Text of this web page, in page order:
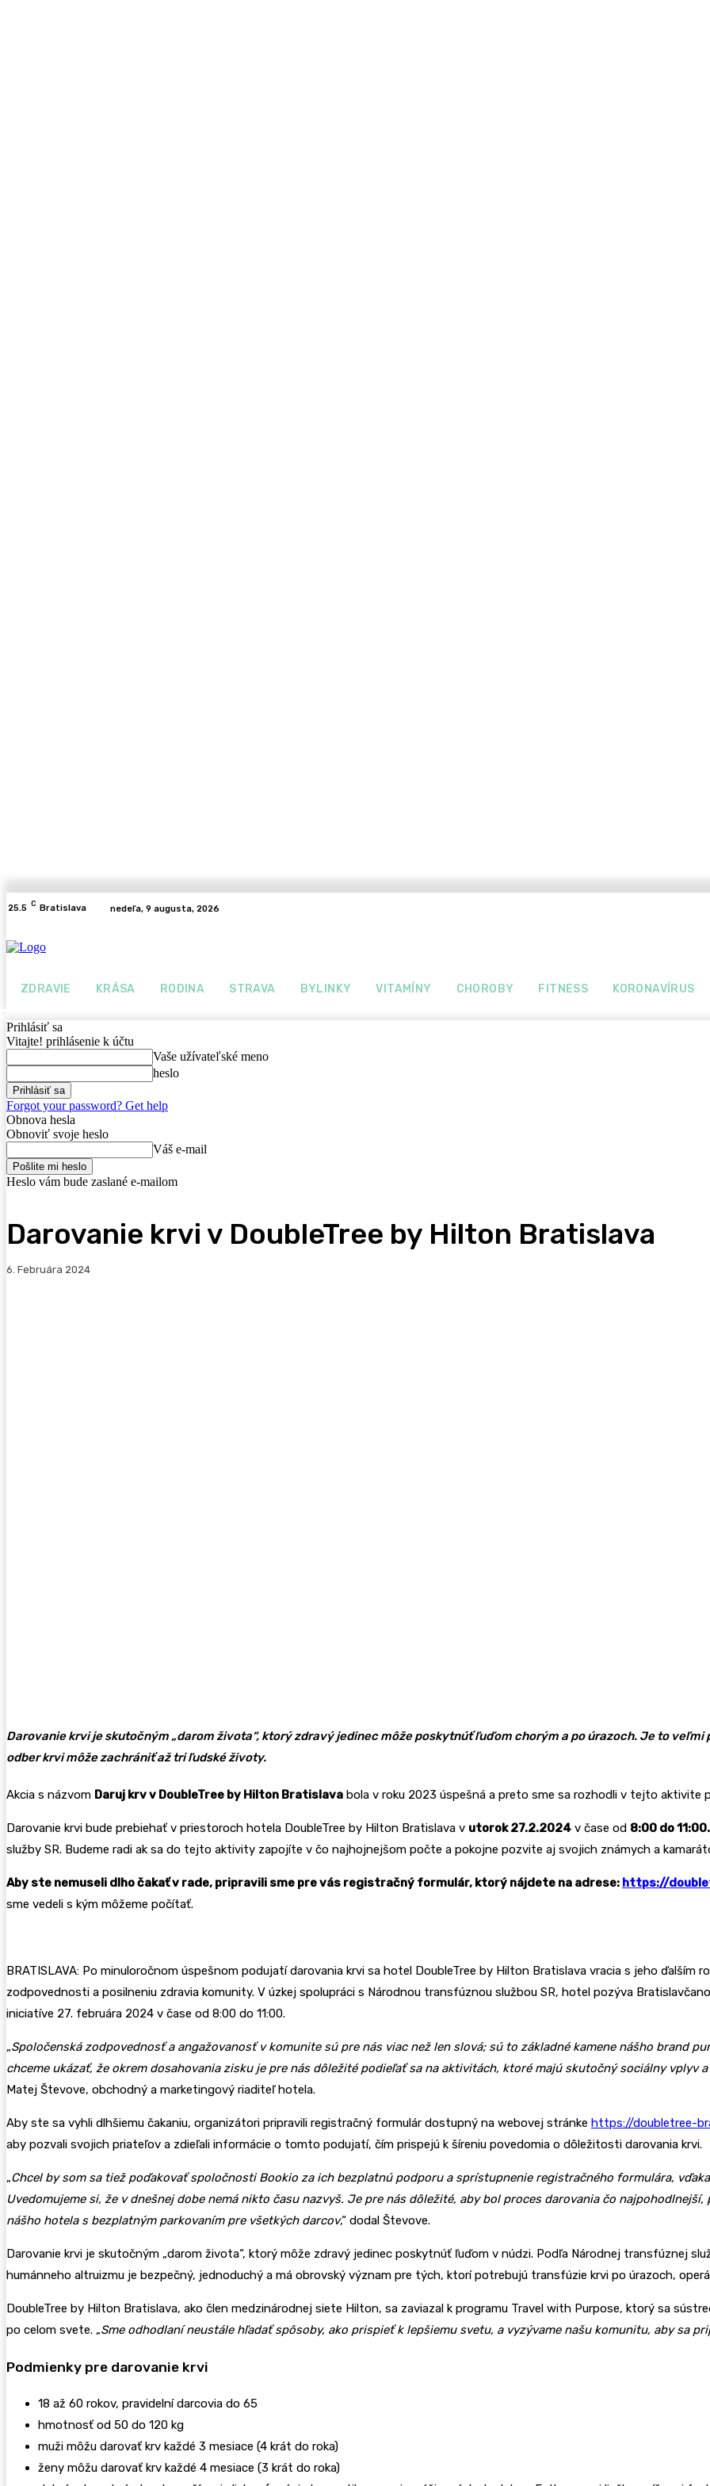
25.5 C Bratislava nedeľa, 9 augusta, 2026
ZDRAVIE KRÁSA RODINA STRAVA BYLINKY VITAMÍNY CHOROBY FITNESS KORONAVÍRUS
Prihlásiť sa
Vitajte! prihlásenie k účtu
Vaše užívateľské meno
heslo
Forgot your password? Get help
Obnova hesla
Obnoviť svoje heslo
Váš e-mail
Heslo vám bude zaslané e-mailom
Darovanie krvi v DoubleTree by Hilton Bratislava
6. Februára 2024
Darovanie krvi je skutočným „darom života“, ktorý zdravý jedinec môže poskytnúť ľuďom chorým a po úrazoch. Je to
odber krvi môže zachrániť až tri ľudské životy.
Akcia s názvom Daruj krv v DoubleTree by Hilton Bratislava bola v roku 2023 úspešná a preto sme sa rozhodli v tejto aktivite
Darovanie krvi bude prebiehať v priestoroch hotela DoubleTree by Hilton Bratislava v utorok 27.2.2024 v čase od 8:00 do 11:00.
služby SR. Budeme radi ak sa do tejto aktivity zapojíte v čo najhojnejšom počte a pokojne pozvite aj svojich známych a
Aby ste nemuseli dlho čakať v rade, pripravili sme pre vás registračný formulár, ktorý nájdete na adrese: https://
sme vedeli s kým môžeme počítať.
BRATISLAVA: Po minuloročnom úspešnom podujatí darovania krvi sa hotel DoubleTree by Hilton Bratislava vracia s jeho ďalším
zodpovednosti a posilneniu zdravia komunity. V úzkej spolupráci s Národnou transfúznou službou SR, hotel pozýva
iniciatíve 27. februára 2024 v čase od 8:00 do 11:00.
„Spoločenská zodpovednosť a angažovanosť v komunite sú pre nás viac než len slová; sú to základné kamene nášho brand
chceme ukázať, že okrem dosahovania zisku je pre nás dôležité podieľať sa na aktivitách, ktoré majú skutočný sociálny vplyv
Matej Števove, obchodný a marketingový riaditeľ hotela.
Aby ste sa vyhli dlhšiemu čakaniu, organizátori pripravili registračný formulár dostupný na webovej stránke https://doubletree-
aby pozvali svojich priateľov a zdieľali informácie o tomto podujatí, čím prispejú k šíreniu povedomia o dôležitosti darovania krvi.
„Chcel by som sa tiež poďakovať spoločnosti Bookio za ich bezplatnú podporu a sprístupnenie registračného formulára,
Uvedomujeme si, že v dnešnej dobe nemá nikto času nazvyš. Je pre nás dôležité, aby bol proces darovania čo
nášho hotela s bezplatným parkovaním pre všetkých darcov,“ dodal Števove.
Darovanie krvi je skutočným „darom života“, ktorý môže zdravý jedinec poskytnúť ľuďom v núdzi. Podľa Národnej transfúznej
humánneho altruizmu je bezpečný, jednoduchý a má obrovský význam pre tých, ktorí potrebujú transfúzie krvi po úrazoch,
DoubleTree by Hilton Bratislava, ako člen medzinárodnej siete Hilton, sa zaviazal k programu Travel with Purpose, ktorý sa
po celom svete. „Sme odhodlaní neustále hľadať spôsoby, ako prispieť k lepšiemu svetu, a vyzývame našu komunitu, aby sa
Podmienky pre darovanie krvi
18 až 60 rokov, pravidelní darcovia do 65
hmotnosť od 50 do 120 kg
muži môžu darovať krv každé 3 mesiace (4 krát do roka)
ženy môžu darovať krv každé 4 mesiace (3 krát do roka)